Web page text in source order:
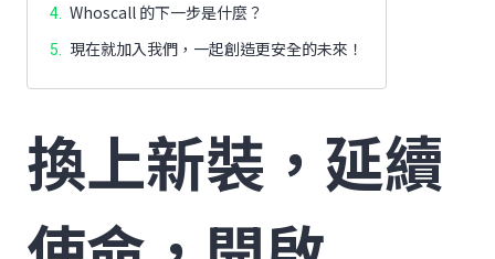
Whoscall 的下一步是什麼？
現在就加入我們，一起創造更安全的未來！
換上新裝，延續